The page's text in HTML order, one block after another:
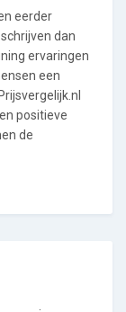
eerder
dan
ervaringen
een
positieve
de